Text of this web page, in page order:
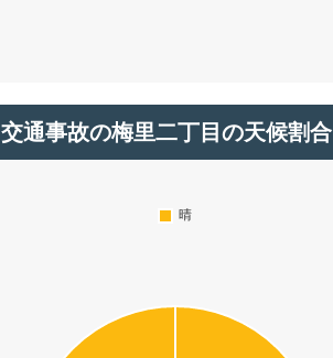
交通事故の梅里二丁目の天候割合